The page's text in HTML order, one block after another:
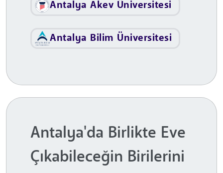
Antalya Akev Üniversitesi
Antalya Bilim Üniversitesi
Antalya'da Birlikte Eve
Çıkabileceğin Birilerini